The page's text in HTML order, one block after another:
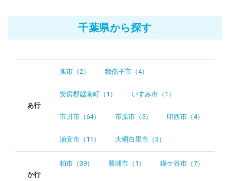
千葉県から探す
あ行
旭市（2） 我孫子市（4）
安房郡鋸南町（1） いすみ市（1）
市川市（64） 市原市（5） 印西市（4）
浦安市（11） 大網白里市（3）
か行
柏市（39） 勝浦市（1） 鎌ケ谷市（7）